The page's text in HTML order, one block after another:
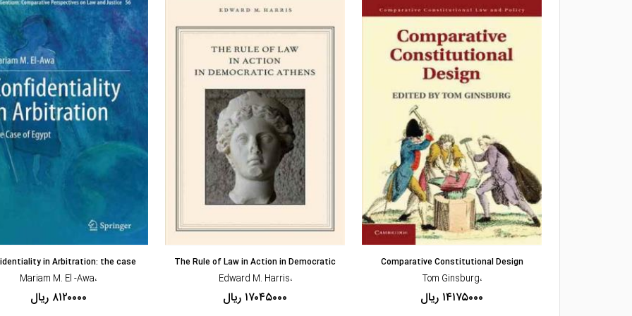
مشاهده و خرید مشاهده و خرید
Comparative Constitutional Design
،Tom Ginsburg
۱۴۱۷۵۰۰۰ ریال
مشاهده و خرید
The Rule of Law in Action in Democratic
،Edward M. Harris
۱۷۰۴۵۰۰۰ ریال
in Arbitration: the case
،Mariam M. El -Awa
۸۱۲۰۰۰۰ ریال